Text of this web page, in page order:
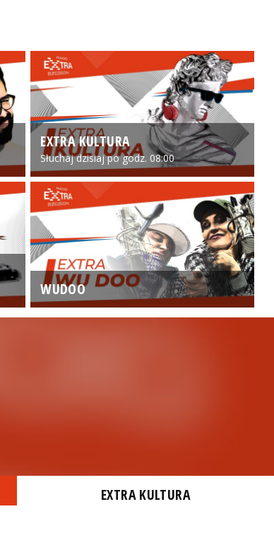
EXTRA KULTURA
Słuchaj dzisiaj po godz. 08:00
WUDOO
EXTRA KULTURA